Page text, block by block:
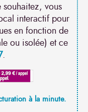
vous
interactif pour
en fonction de
ou isolée) et ce
.
à la minute.